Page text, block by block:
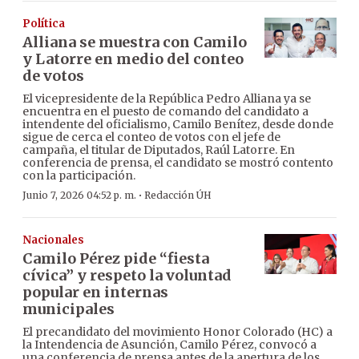
Política
Alliana se muestra con Camilo
y Latorre en medio del conteo
de votos
El vicepresidente de la República Pedro Alliana ya se
encuentra en el puesto de comando del candidato a
intendente del oficialismo, Camilo Benítez, desde donde
sigue de cerca el conteo de votos con el jefe de
campaña, el titular de Diputados, Raúl Latorre. En
conferencia de prensa, el candidato se mostró contento
con la participación.
Junio 7, 2026 04:52 p. m. · Redacción ÚH
Nacionales
Camilo Pérez pide “fiesta
cívica” y respeto la voluntad
popular en internas
municipales
El precandidato del movimiento Honor Colorado (HC) a
la Intendencia de Asunción, Camilo Pérez, convocó a